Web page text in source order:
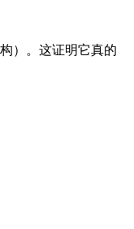
）。这证明它真的